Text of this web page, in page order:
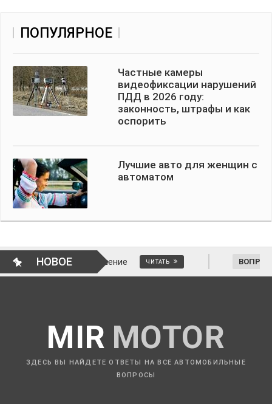
ПОПУЛЯРНОЕ
Частные камеры
видеофиксации нарушений
ПДД в 2026 году:
законность, штрафы и как
оспорить
Лучшие авто для женщин с
автоматом
НОВОЕ
решение ВОПРОСЫ
MIR MOTOR
ЗДЕСЬ ВЫ НАЙДЕТЕ ОТВЕТЫ НА ВСЕ АВТОМОБИЛЬНЫЕ
ВОПРОСЫ